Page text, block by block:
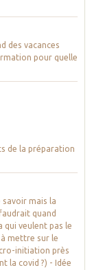
des vacances
pour quelle
de la préparation
savoir mais la
quand
qui veulent pas le
mettre sur le
initiation près
la covid ?) - Idée